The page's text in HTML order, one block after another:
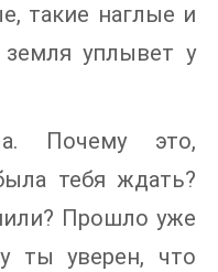
такие наглые и
земля уплывет у
Почему это,
тебя ждать?
Прошло уже
ты уверен, что